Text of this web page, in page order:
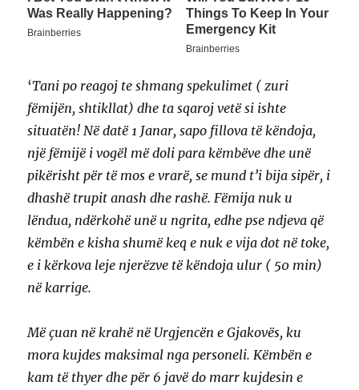
‘Tani po reagoj te shmang spekulimet ( zuri
fëmijën, shtikllat) dhe ta sqaroj vetë si ishte
situatën! Në datë 1 Janar, sapo fillova të këndoja,
një fëmijë i vogël më doli para këmbëve dhe unë
pikërisht për të mos e vrarë, se mund t’i bija sipër, i
dhashë trupit anash dhe rashë. Fëmija nuk u
lëndua, ndërkohë unë u ngrita, edhe pse ndjeva që
këmbën e kisha shumë keq e nuk e vija dot në toke,
e i kërkova leje njerëzve të këndoja ulur ( 50 min)
në karrige.
Më çuan në krahë në Urgjencën e Gjakovës, ku
mora kujdes maksimal nga personeli. Këmbën e
kam të thyer dhe për 6 javë do marr kujdesin e